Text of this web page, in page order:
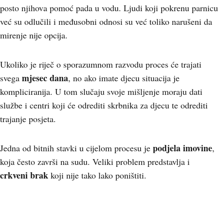
posto njihova pomoć pada u vodu. Ljudi koji pokrenu parnicu
već su odlučili i međusobni odnosi su već toliko narušeni da
mirenje nije opcija.
Ukoliko je riječ o sporazumnom razvodu proces će trajati
svega mjesec dana, no ako imate djecu situacija je
kompliciranija. U tom slučaju svoje mišljenje moraju dati
službe i centri koji će odrediti skrbnika za djecu te odrediti
trajanje posjeta.
Jedna od bitnih stavki u cijelom procesu je podjela imovine,
koja često završi na sudu. Veliki problem predstavlja i
crkveni brak koji nije tako lako poništiti.